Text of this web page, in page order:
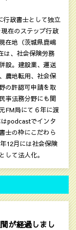
行政書士として独立
在のステップ行政
在地（茨城県鹿嶋
は、社会保険労務
設。建設業、運送
農地転用、社会保
の許認可申請を取
亊法務分野にも関
FM局にて６年に渡
podcastでインタ
士の枠にこだわら
12月には社会保険
して法人化。
が経過しまし